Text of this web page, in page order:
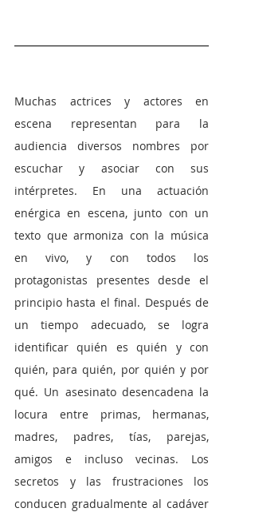
Muchas actrices y actores en
escena representan para la
audiencia diversos nombres por
escuchar y asociar con sus
intérpretes. En una actuación
enérgica en escena, junto con un
texto que armoniza con la música
en vivo, y con todos los
protagonistas presentes desde el
principio hasta el final. Después de
un tiempo adecuado, se logra
identificar quién es quién y con
quién, para quién, por quién y por
qué. Un asesinato desencadena la
locura entre primas, hermanas,
madres, padres, tías, parejas,
amigos e incluso vecinas. Los
secretos y las frustraciones los
conducen gradualmente al cadáver